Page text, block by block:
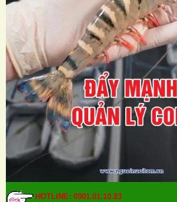
HOTLINE: 0901.01.10.83